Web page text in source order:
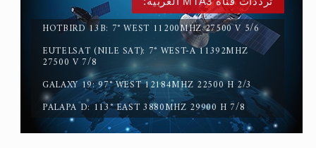
القرآن قاضٍ وحكمٌ على السنة ومهيمنٌ عليها.. ليس العكس
EUTELSAT (NILE SAT): 7° WEST-A 11392MHZ
27500 V 7/8
GALAXY 19: 97° WEST 12184MHZ 22500 H 2/3
PALAPA D: 113° EAST 3880MHZ 29900 H 7/8
خطب الجمعة الأخيرة